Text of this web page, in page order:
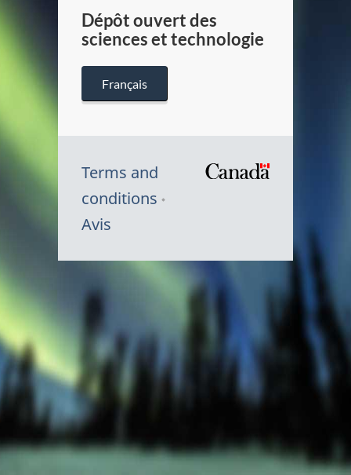
Dépôt ouvert des
sciences et technologie
Français
Terms and
conditions
Avis
Canada